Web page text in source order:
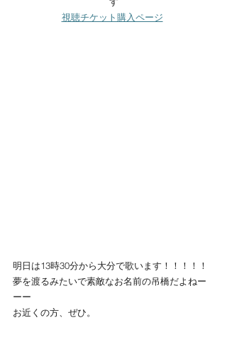
視聴チケット購入ページ
明日は13時30分から大分で歌います！！！！！
夢を渡るみたいで素敵なお名前の吊橋だよねー
ーー
お近くの方、ぜひ。